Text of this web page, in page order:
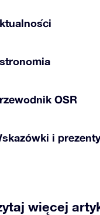
OSR
i prezenty
więcej